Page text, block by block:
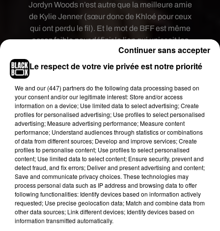
Jordyn Woods n’est autre que la meilleure amie
de Kylie Jenner (sœur donc de Khloé pour ceux
qui ont perdu le fil). Et le mot de BFF est même
assez faible pour définir le lien qui unissait les
deux femmes. Jordyn Woods habitait carrément
dans une aile de la maison de Kylie Jenner et était
petite famille de Kylie, y compris Travis Scott et
leur petite fille Stormi.
Le respect de votre vie privée est notre priorité
We and our (447) partnersdo the following data processing based on
your consent and/or our legitimate interest: Store and/or access
information on a device; Use limited data to select advertising; Create
profiles for personalised advertising; Use profiles to select personalised
advertising; Measure advertising performance; Measure content
performance; Understand audiences through statistics or combinations
of data from different sources; Develop and improve services; Create
profiles to personalise content; Use profiles to select personalised
content; Use limited data to select content; Ensure security, prevent and
detect fraud, and fix errors; Deliver and present advertising and content;
Save and communicate privacy choices. These technologies may
process personal data such as IP address and browsing data to offer
following functionalities: Identify devices based on information actively
requested; Use precise geolocation data; Match and combine data from
other data sources; Link different devices; Identify devices based on
information transmitted automatically.
Continuer sans accepter